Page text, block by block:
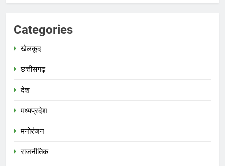
Categories
खेलकूद
छत्तीसगढ़
देश
मध्‍यप्रदेश
मनोरंजन
राजनीतिक